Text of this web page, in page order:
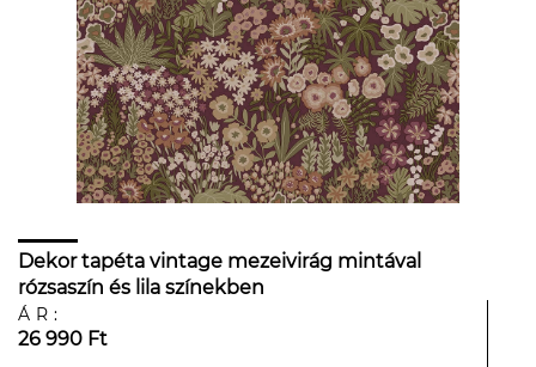
Dekor tapéta vintage mezeivirág mintával
rózsaszín és lila színekben
ÁR:
26 990 Ft